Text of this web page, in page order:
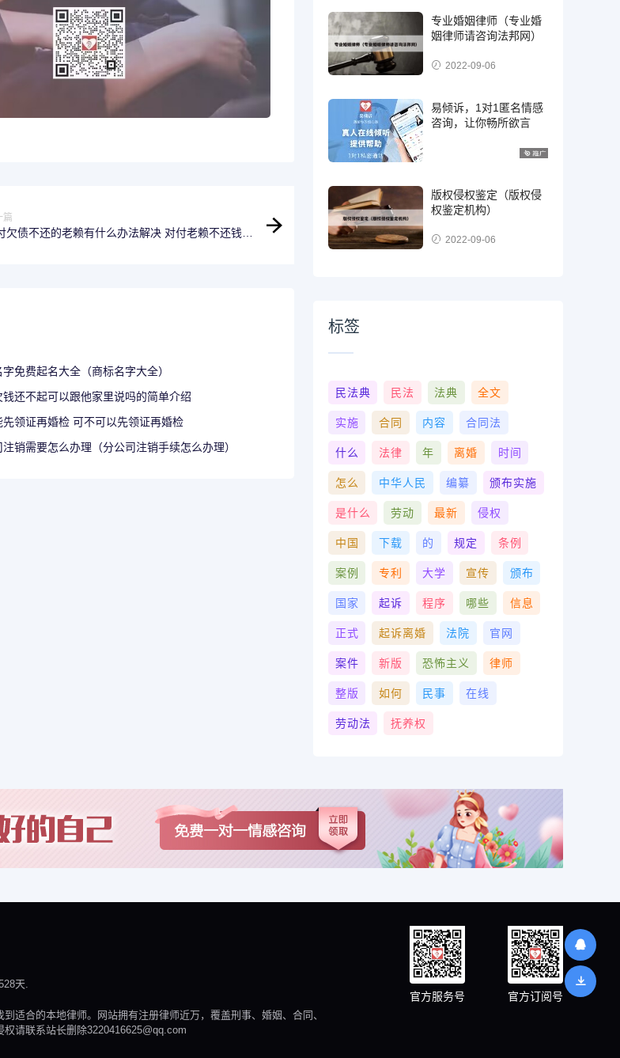
篇
欠债不还的老赖有什么办法解决 对付老赖不还钱的
字免费起名大全（商标名字大全）
钱还不起可以跟他家里说吗的简单介绍
先领证再婚检 可不可以先领证再婚检
销需要怎么办理（分公司注销手续怎么办理）
专业婚姻律师（专业婚
姻律师请咨询法邦网）
2022-09-06
易倾诉，1对1匿名情感
咨询，让你畅所欲言
版权侵权鉴定（版权侵
权鉴定机构）
2022-09-06
标签
民法典 民法 法典 全文
实施 合同 内容 合同法
什么 法律 年 离婚 时间
怎么 中华人民 编纂 颁布实施
是什么 劳动 最新 侵权
中国 下载 的 规定 条例
案例 专利 大学 宣传 颁布
国家 起诉 程序 哪些 信息
正式 起诉离婚 法院 官网
案件 新版 恐怖主义 律师
整版 如何 民事 在线
劳动法 抚养权
官方服务号 官方订阅号
天.
适合的本地律师。网站拥有注册律师近万，覆盖刑事、婚姻、合同、
请联系站长删除3220416625@qq.com